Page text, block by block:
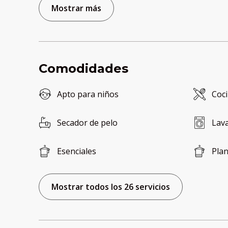
Mostrar más
Comodidades
Apto para niños
Secador de pelo
Esenciales
Mostrar todos los 26 servicios